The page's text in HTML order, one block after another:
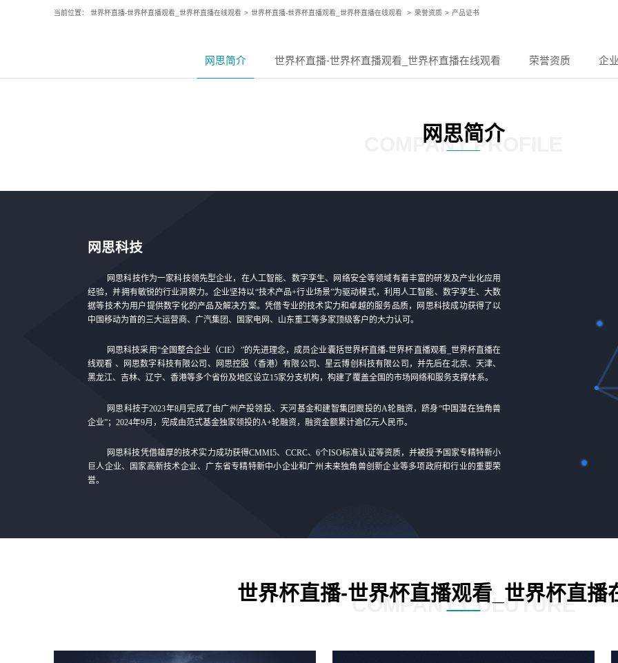
当前位置： 世界杯直播-世界杯直播观看_世界杯直播在线观看 > 世界杯直播-世界杯直播观看_世界杯直播在线观看 > 荣誉资质 > 产品证书
网思简介 世界杯直播-世界杯直播观看_世界杯直播在线观看 荣誉资质 企
网思简介
COMPANY PROFILE
网思科技
网思科技作为一家科技领先型企业，在人工智能、数字孪生、网络安全等领域有着丰富的研发及产业化应用
经验，并拥有敏锐的行业洞察力。企业坚持以“技术产品+行业场景”为驱动模式，利用人工智能、数字孪生、大数
据等技术为用户提供数字化的产品及解决方案。凭借专业的技术实力和卓越的服务品质，网思科技成功获得了以
中国移动为首的三大运营商、广汽集团、国家电网、山东重工等多家顶级客户的大力认可。
网思科技采用“全国整合企业（CIE）”的先进理念，成员企业囊括世界杯直播-世界杯直播观看_世界杯直播在
线观看 、网思数字科技有限公司、网思控股（香港）有限公司、星云博创科技有限公司，并先后在北京、天津、
黑龙江、吉林、辽宁、香港等多个省份及地区设立15家分支机构，构建了覆盖全国的市场网络和服务支撑体系。
网思科技于2023年8月完成了由广州产投领投、天河基金和建智集团跟投的A轮融资，跻身“中国潜在独角兽
企业”；2024年9月，完成由范式基金独家领投的A+轮融资，融资金额累计逾亿元人民币。
网思科技凭借雄厚的技术实力成功获得CMMI5、CCRC、6个ISO标准认证等资质，并被授予国家专精特新小
巨人企业、国家高新技术企业、广东省专精特新中小企业和广州未来独角兽创新企业等多项政府和行业的重要荣
誉。
世界杯直播-世界杯直播观看_世界杯直播
COMPANY CULUTURE